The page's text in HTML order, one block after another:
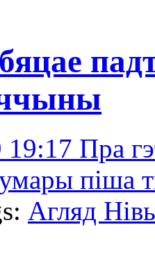
19:17 Пра
піша
Агляд